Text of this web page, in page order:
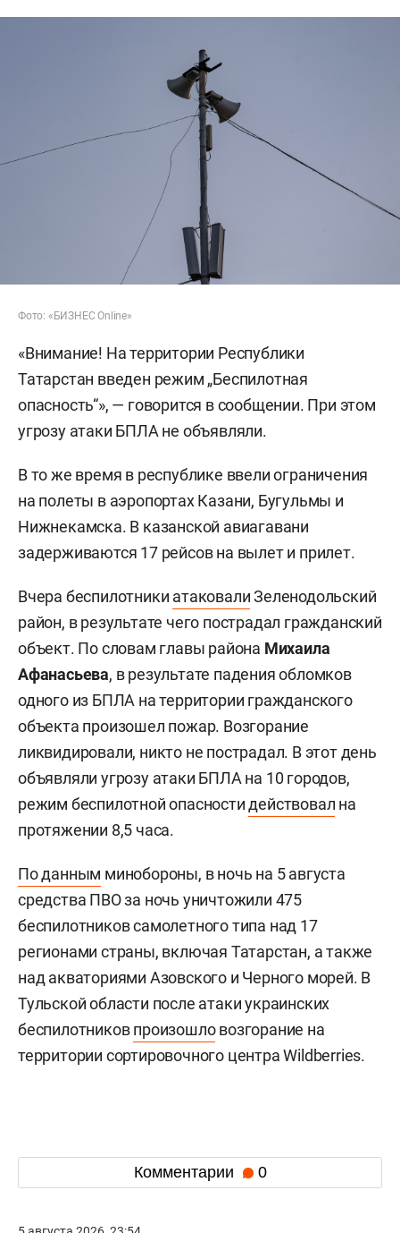
Фото: «БИЗНЕС Online»
«Внимание! На территории Республики
Татарстан введен режим „Беспилотная
опасность“», — говорится в сообщении. При этом
угрозу атаки БПЛА не объявляли.
В то же время в республике ввели ограничения
на полеты в аэропортах Казани, Бугульмы и
Нижнекамска. В казанской авиагавани
задерживаются 17 рейсов на вылет и прилет.
Вчера беспилотники атаковалиЗеленодольский
район, в результате чего пострадал гражданский
объект. По словам главы района Михаила
Афанасьева, в результате падения обломков
одного из БПЛА на территории гражданского
объекта произошел пожар. Возгорание
ликвидировали, никто не пострадал. В этот день
объявляли угрозу атаки БПЛА на 10 городов,
режим беспилотной опасностидействовал на
протяжении 8,5 часа.
По данным минобороны, в ночь на 5 августа
средства ПВО за ночь уничтожили 475
беспилотников самолетного типа над 17
регионами страны, включая Татарстан, а также
над акваториями Азовского и Черного морей. В
Тульской области после атаки украинских
беспилотниковпроизошловозгорание на
территории сортировочного центра Wildberries.
Комментарии 0